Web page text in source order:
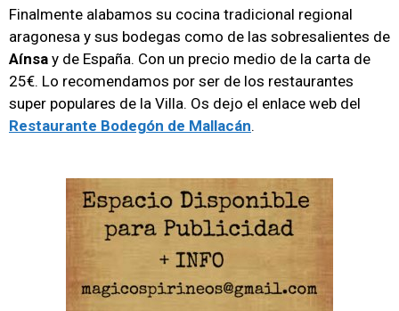
Finalmente alabamos su cocina tradicional regional
aragonesa y sus bodegas como de las sobresalientes de
Aínsa y de España. Con un precio medio de la carta de
25€. Lo recomendamos por ser de los restaurantes
super populares de la Villa. Os dejo el enlace web del
Restaurante Bodegón de Mallacán.